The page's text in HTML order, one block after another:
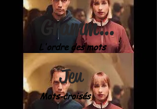
Grammaire
L'ordre des mots
Jeu
Mots-croisés